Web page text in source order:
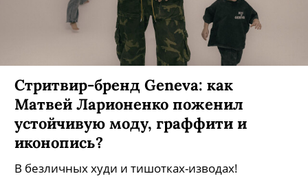
Как каллиграфутурист (с великим
CV!) Покрас Лампас переосмыслил
стритвир в PL Storage?
А еще открыл по магазину в обеих столицах и
придумал идеальный свитер!